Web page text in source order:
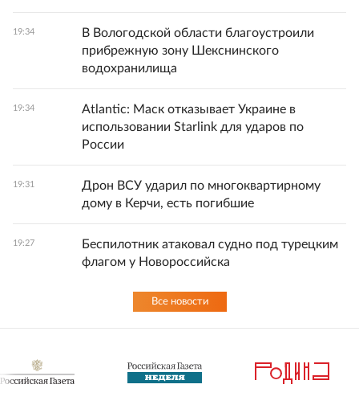
19:34
В Вологодской области благоустроили
прибрежную зону Шекснинского
водохранилища
19:34
Atlantic: Маск отказывает Украине в
использовании Starlink для ударов по
России
19:31
Дрон ВСУ ударил по многоквартирному
дому в Керчи, есть погибшие
19:27
Беспилотник атаковал судно под турецким
флагом у Новороссийска
Все новости